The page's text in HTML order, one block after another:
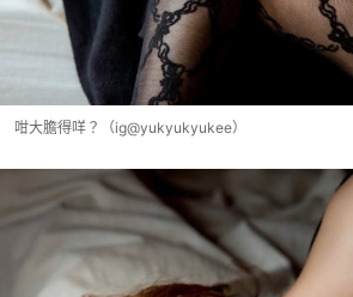
咁大膽得咩？（ig@yukyukyukee）